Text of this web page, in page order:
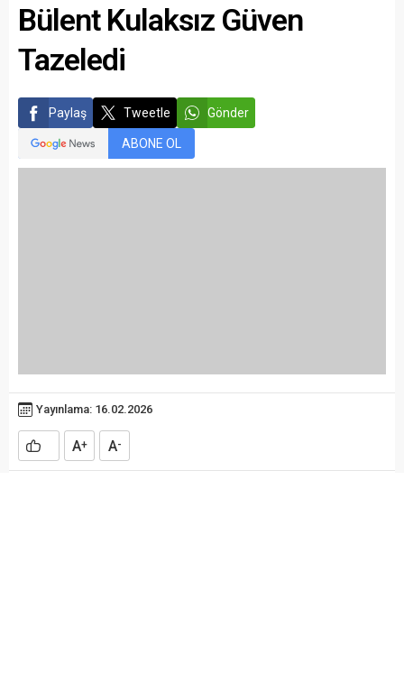
Bülent Kulaksız Güven
Tazeledi
Paylaş Tweetle Gönder
ABONE OL
Yayınlama: 16.02.2026
A+ A-